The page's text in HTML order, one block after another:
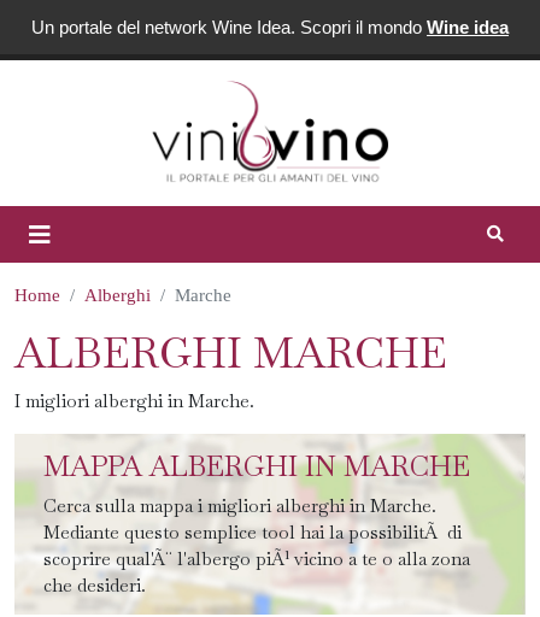
Un portale del network Wine Idea. Scopri il mondo Wine idea
Home Alberghi Marche
ALBERGHI MARCHE
I migliori alberghi in Marche.
MAPPA ALBERGHI IN MARCHE
Cerca sulla mappa i migliori alberghi in Marche.
Mediante questo semplice tool hai la possibilitÃ di
scoprire qual'Ã¨ l'albergo piÃ¹ vicino a te o alla zona
che desideri.